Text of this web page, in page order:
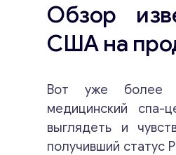
Обзор
США на
Вот уже более
медицинский спа-
выглядеть и
получивший статус